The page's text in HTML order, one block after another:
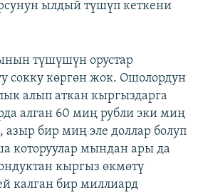
ылдый түшүп кеткени
түшүшүн орустар
сокку көргөн жок. Ошолордун
алып аткан кыргыздарга
алган 60 миң рубли эки миң
азыр бир миң эле доллар болуп
которуулар мындан ары да
кыргыз өкмөтү
калган бир миллиард